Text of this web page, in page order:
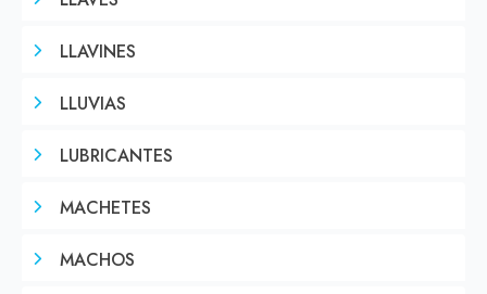
LLAVINES
LLUVIAS
LUBRICANTES
MACHETES
MACHOS